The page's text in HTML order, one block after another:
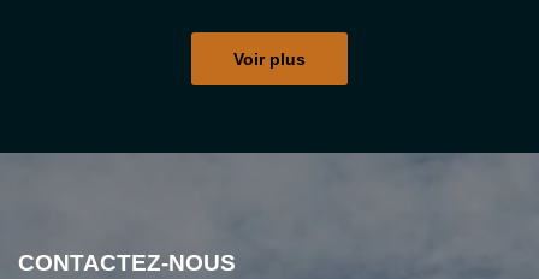
Voir plus
CONTACTEZ-NOUS